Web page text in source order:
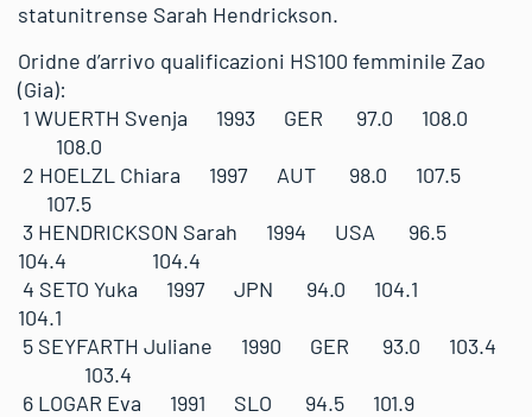
statunitrense Sarah Hendrickson.
Oridne d’arrivo qualificazioni HS100 femminile Zao
(Gia):
1 WUERTH Svenja 1993 GER 97.0 108.0
108.0
2 HOELZL Chiara 1997 AUT 98.0 107.5
107.5
3 HENDRICKSON Sarah 1994 USA 96.5
104.4 104.4
4 SETO Yuka 1997 JPN 94.0 104.1
104.1
5 SEYFARTH Juliane 1990 GER 93.0 103.4
103.4
6 LOGAR Eva 1991 SLO 94.5 101.9